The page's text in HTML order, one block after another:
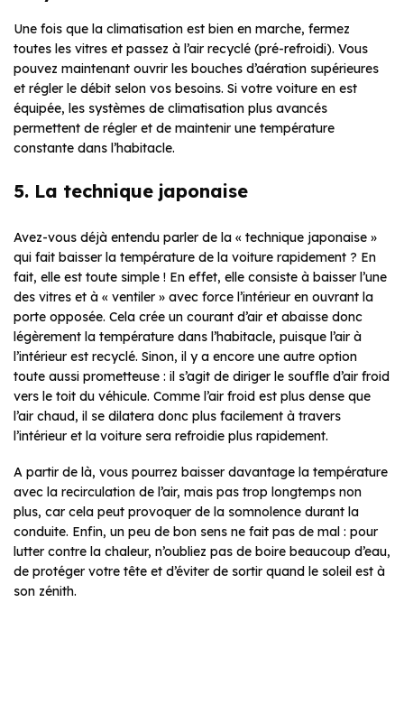
Une fois que la climatisation est bien en marche, fermez
toutes les vitres et passez à l’air recyclé (pré-refroidi). Vous
pouvez maintenant ouvrir les bouches d’aération supérieures
et régler le débit selon vos besoins. Si votre voiture en est
équipée, les systèmes de climatisation plus avancés
permettent de régler et de maintenir une température
constante dans l’habitacle.
5. La technique japonaise
Avez-vous déjà entendu parler de la « technique japonaise »
qui fait baisser la température de la voiture rapidement ? En
fait, elle est toute simple ! En effet, elle consiste à baisser l’une
des vitres et à « ventiler » avec force l’intérieur en ouvrant la
porte opposée. Cela crée un courant d’air et abaisse donc
légèrement la température dans l’habitacle, puisque l’air à
l’intérieur est recyclé. Sinon, il y a encore une autre option
toute aussi prometteuse : il s’agit de diriger le souffle d’air froid
vers le toit du véhicule. Comme l’air froid est plus dense que
l’air chaud, il se dilatera donc plus facilement à travers
l’intérieur et la voiture sera refroidie plus rapidement.
A partir de là, vous pourrez baisser davantage la température
avec la recirculation de l’air, mais pas trop longtemps non
plus, car cela peut provoquer de la somnolence durant la
conduite. Enfin, un peu de bon sens ne fait pas de mal : pour
lutter contre la chaleur, n’oubliez pas de boire beaucoup d’eau,
de protéger votre tête et d’éviter de sortir quand le soleil est à
son zénith.